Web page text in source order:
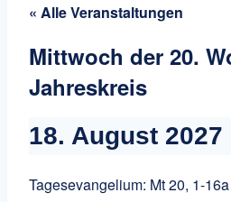
« Alle Veranstaltungen
Mittwoch der 20.
Jahreskreis
18. August 2027
Tagesevangelium: Mt 20, 1-16a